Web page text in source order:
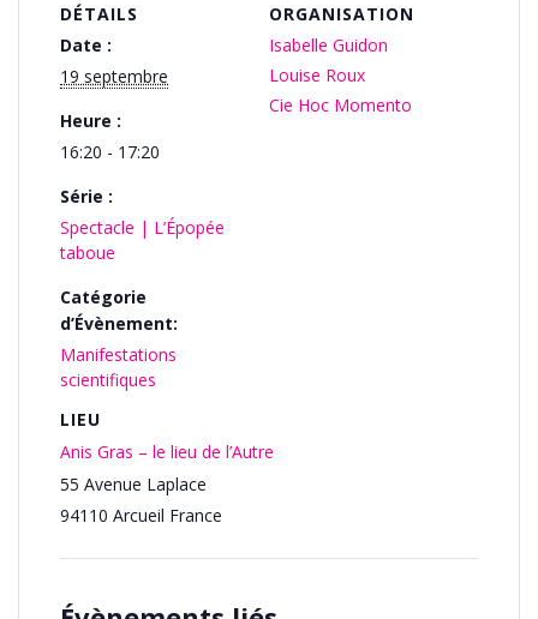
DÉTAILS
Date :
19 septembre
Heure :
16:20 - 17:20
Série :
Spectacle | L’Épopée
taboue
Catégorie
d’Évènement:
Manifestations
scientifiques
LIEU
Anis Gras – le lieu de l’Autre
55 Avenue Laplace
94110 Arcueil France
ORGANISATION
Isabelle Guidon
Louise Roux
Cie Hoc Momento